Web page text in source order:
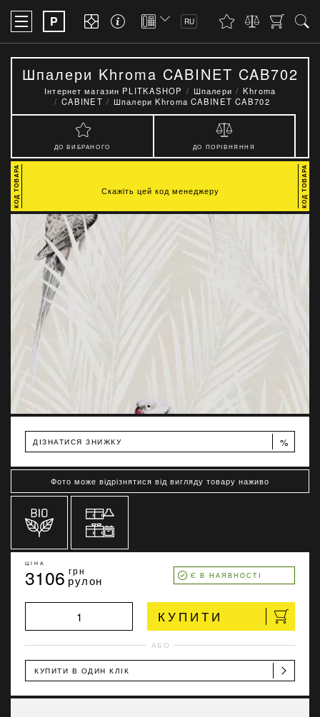
P RU
Шпалери Khroma CABINET CAB702
Інтернет магазин PLITKASHOP Шпалери
Khroma
CABINET
Шпалери Khroma CABINET CAB702
ДО ВИБРАНОГО ДО ПОРІВНЯННЯ
ДІЗНАТИСЯ ЗНИЖКУ %
Фото може відрізнятися від вигляду товару наживо
ЦІНА
3106 грн
рулон Є В НАЯВНОСТІ
КУПИТИ
АБО
КУПИТИ В ОДИН КЛІК
Скажіть цей код менеджеру